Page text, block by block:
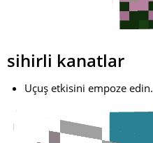
sihirli kanatlar
Uçuş etkisini empoze edin.